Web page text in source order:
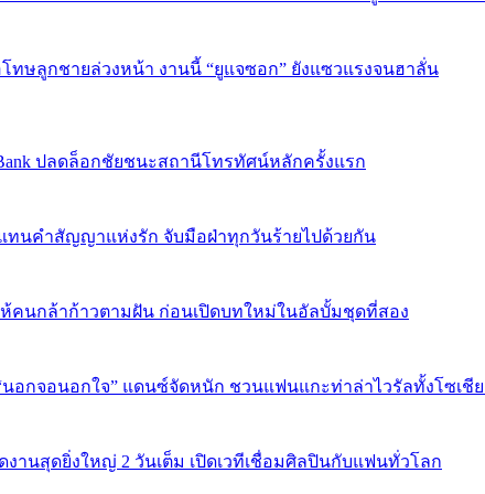
ทษลูกชายล่วงหน้า งานนี้ “ยูแจซอก” ยังแซวแรงจนฮาลั่น
Bank ปลดล็อกชัยชนะสถานีโทรทัศน์หลักครั้งแรก
ทนคำสัญญาแห่งรัก จับมือฝ่าทุกวันร้ายไปด้วยกัน
งให้คนกล้าก้าวตามฝัน ก่อนเปิดบทใหม่ในอัลบั้มชุดที่สอง
อกจอนอกใจ” แดนซ์จัดหนัก ชวนแฟนแกะท่าล่าไวรัลทั้งโซเชี
งานสุดยิ่งใหญ่ 2 วันเต็ม เปิดเวทีเชื่อมศิลปินกับแฟนทั่วโลก